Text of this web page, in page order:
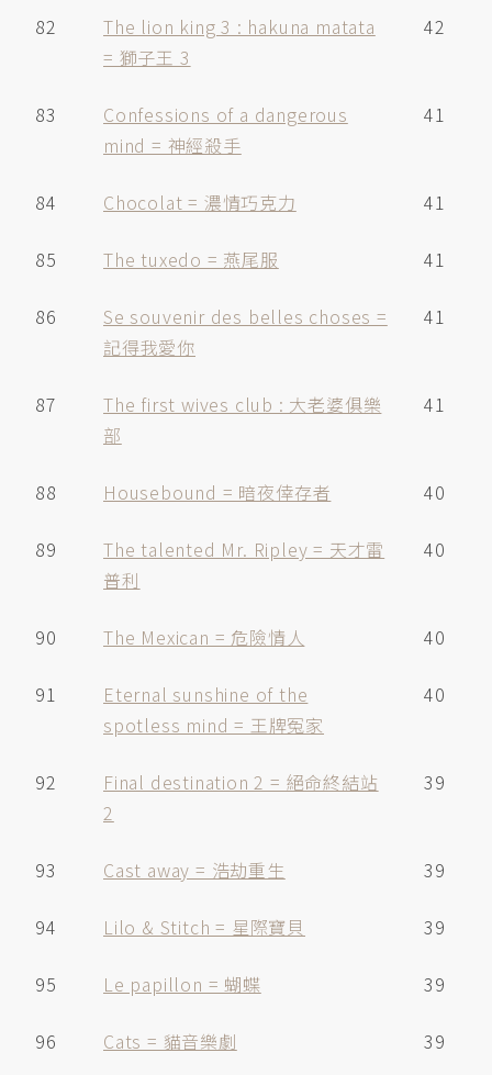
82
The lion king 3 : hakuna matata
= 獅子王 3
42
83
Confessions of a dangerous
mind = 神經殺手
41
84 Chocolat = 濃情巧克力 41
85 The tuxedo = 燕尾服 41
86
Se souvenir des belles choses =
記得我愛你
41
87
The first wives club : 大老婆俱樂
部
41
88 Housebound = 暗夜倖存者 40
89
The talented Mr. Ripley = 天才雷
普利
40
90 The Mexican = 危險情人 40
91
Eternal sunshine of the
spotless mind = 王牌冤家
40
92
Final destination 2 = 絕命終結站
2
39
93 Cast away = 浩劫重生 39
94 Lilo & Stitch = 星際寶貝 39
95 Le papillon = 蝴蝶 39
96 Cats = 貓音樂劇 39